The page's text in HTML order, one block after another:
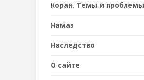
Коран. Темы и проблемы
Намаз
Наследствo
О сайте